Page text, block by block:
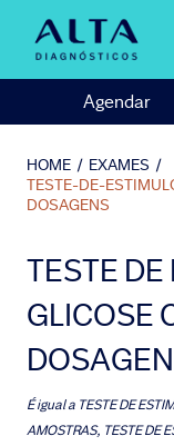
Agendar
HOME / EXAMES /
TESTE-DE-
DOSAGENS
TESTE
GLICOSE
É igual a TESTE DE
AMOSTRAS, TESTE DE